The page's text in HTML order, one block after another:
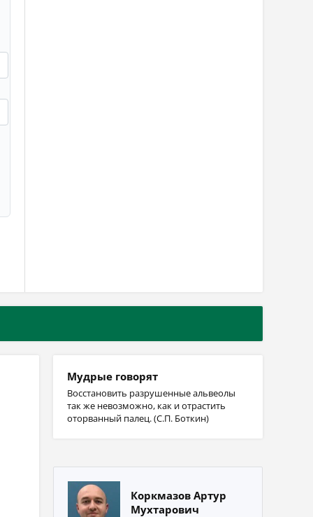
Мудрые говорят
Восстановить разрушенные альвеолы
так же невозможно, как и отрастить
оторванный палец. (С.П. Боткин)
Коркмазов Артур
Мухтарович